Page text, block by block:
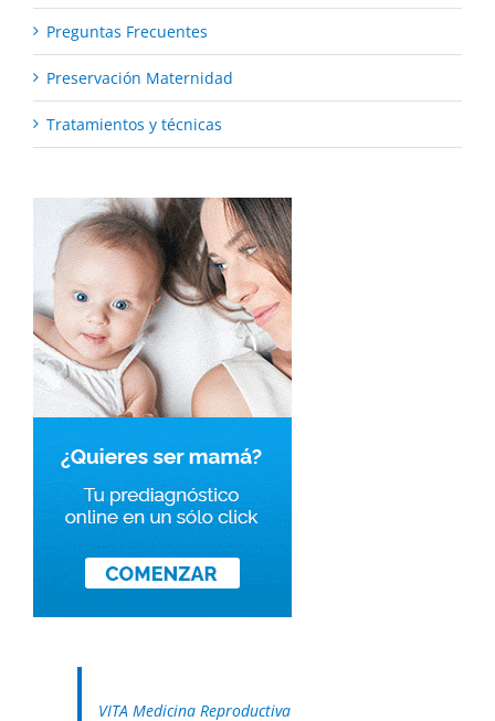
Preguntas Frecuentes
Preservación Maternidad
Tratamientos y técnicas
VITA Medicina Reproductiva